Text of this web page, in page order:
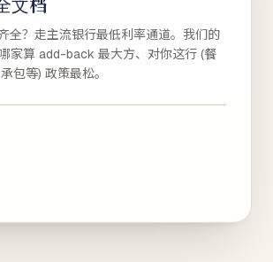
文档
全？走主流银行最低利率通道。我们的
家算 add-back 最大方、对你这行 (餐
包等) 政策最松。